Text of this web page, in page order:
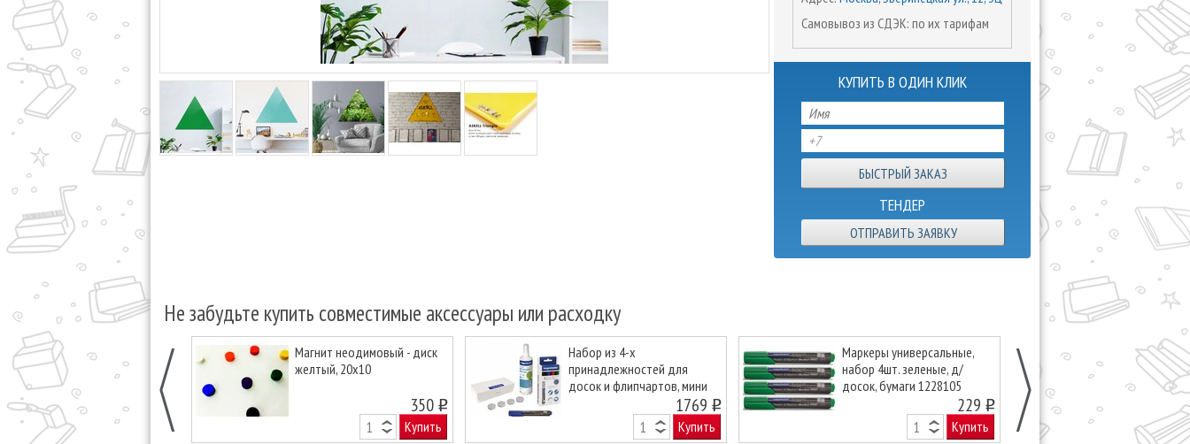
Самовывоз из СДЭК: по их тарифам
КУПИТЬ В ОДИН КЛИК
ТЕНДЕР
ОТПРАВИТЬ ЗАЯВКУ
Не забудьте купить совместимые аксессуары или расходку
Магнит неодимовый - диск
желтый, 20х10
350 o
Купить
Набор из 4-х
принадлежностей для
досок и флипчартов, мини
1769 o
Купить
Маркеры универсальные,
набор 4шт. зеленые, д/
досок, бумаги 1228105
229 o
Купить
Магниты
d=34х13мм,
уп., красные,
Next